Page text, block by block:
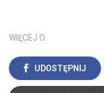
WIĘCEJ O:
UDOSTĘPNIJ